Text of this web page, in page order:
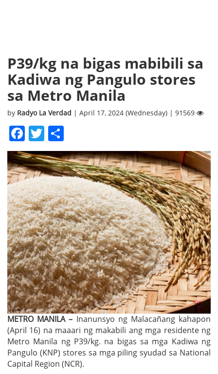
P39/kg na bigas mabibili sa
Kadiwa ng Pangulo stores
sa Metro Manila
by Radyo La Verdad | April 17, 2024 (Wednesday) | 91569
Facebook
Twitter
METRO MANILA – Inanunsyo ng Malacañang kahapon
(April 16) na maaari ng makabili ang mga residente ng
Metro Manila ng P39/kg. na bigas sa mga Kadiwa ng
Pangulo (KNP) stores sa mga piling syudad sa National
Capital Region (NCR).